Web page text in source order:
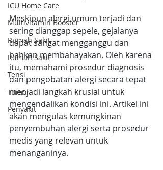
ICU Home Care
Multivitamin Booster
Rumah Sakit
Rumah Sakit
Tensi
Tumor
Penyakit
Meskipun alergi umum terjadi dan
sering dianggap sepele, gejalanya
dapat sangat mengganggu dan
bahkan membahayakan. Oleh karena
itu, memahami prosedur diagnosis
dan pengobatan alergi secara tepat
menjadi langkah krusial untuk
mengendalikan kondisi ini. Artikel ini
akan mengulas kemungkinan
penyembuhan alergi serta prosedur
medis yang relevan untuk
menanganinya.